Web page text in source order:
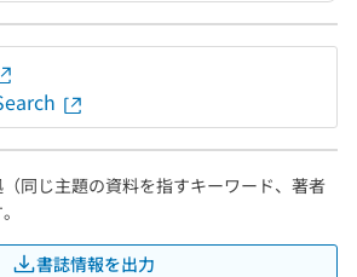
同じ主題の資料を指すキーワード、著者
書誌情報を出力